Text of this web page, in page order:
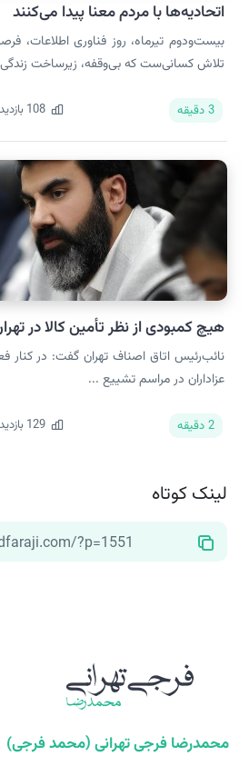
اتحادیه‌ها با مردم معنا پیدا می‌کنند
بیست‌ودوم تیرماه، روز فناوری اطلاعات،
تلاش کسانی‌ست که بی‌وقفه، زیرساخت زندگی
3 دقیقه 108 بازدید
هیچ کمبودی از نظر تأمین کالا در
نائب‌رئیس اتاق اصناف تهران گفت: در کنار
عزاداران در مراسم تشییع ...
2 دقیقه 129 بازدید
لینک کوتاه
محمدرضا فرجی تهرانی (محمد فرجی)